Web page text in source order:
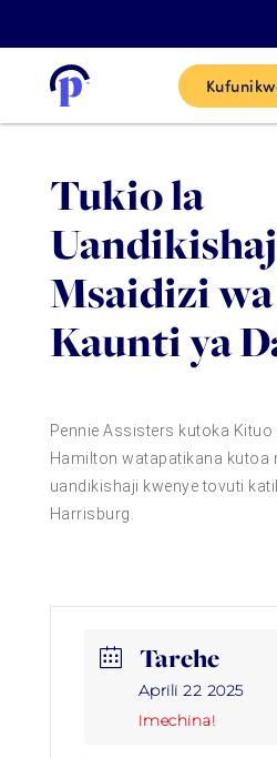
Tukio la
Msaidizi
Kaunti ya
Pennie Assisters kutoka
Hamilton watapatikana kutoa
uandikishaji kwenye tovuti
Harrisburg.
Tarehe
Aprili 22 2025
Imechina!